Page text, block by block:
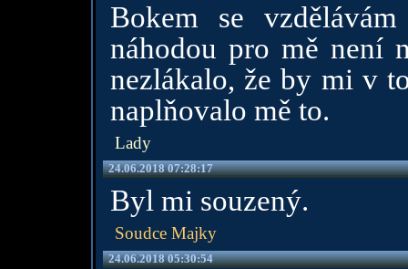
Bokem se
náhodou pro mě není
nezlákalo, že by mi v
naplňovalo mě to.
Lady
24.06.2018 07:28:17
Byl mi souzený.
Soudce Majky
24.06.2018 05:30:54